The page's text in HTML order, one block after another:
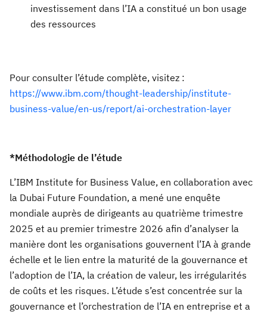
investissement dans l’IA a constitué un bon usage
des ressources
Pour consulter l’étude complète, visitez :
https://www.ibm.com/thought-leadership/institute-
business-value/en-us/report/ai-orchestration-layer
*Méthodologie de l’étude
L’IBM Institute for Business Value, en collaboration avec
la Dubai Future Foundation, a mené une enquête
mondiale auprès de dirigeants au quatrième trimestre
2025 et au premier trimestre 2026 afin d’analyser la
manière dont les organisations gouvernent l’IA à grande
échelle et le lien entre la maturité de la gouvernance et
l’adoption de l’IA, la création de valeur, les irrégularités
de coûts et les risques. L’étude s’est concentrée sur la
gouvernance et l’orchestration de l’IA en entreprise et a